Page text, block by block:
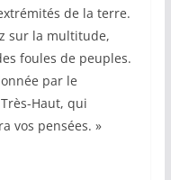
de la terre.
sur la multitude,
foules de peuples.
par le
Haut, qui
vos pensées. »